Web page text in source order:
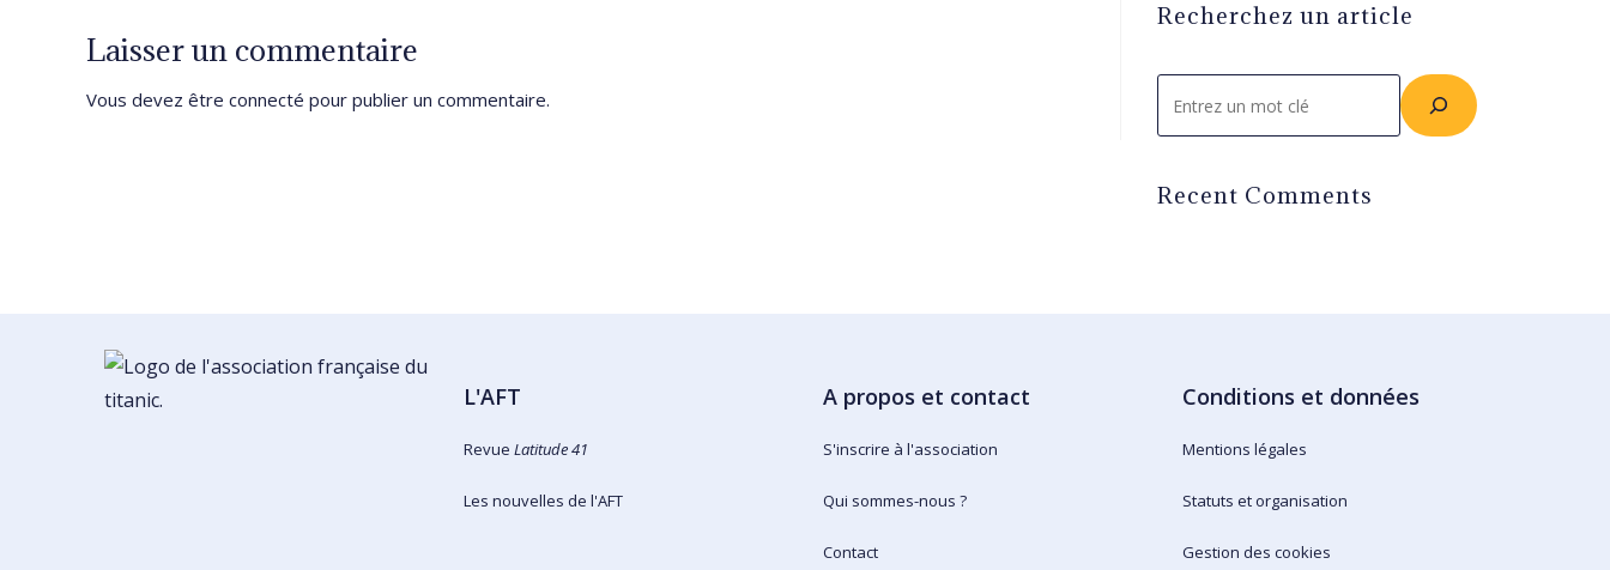
Laisser un commentaire
Vous devez être connecté pour publier un commentaire.
Recherchez un article
Recent Comments
L'AFT
Revue Latitude 41
Les nouvelles de l'AFT
A propos et contact
S'inscrire à l'association
Qui sommes-nous ?
Contact
Conditions et données
Mentions légales
Statuts et organisation
Gestion des cookies